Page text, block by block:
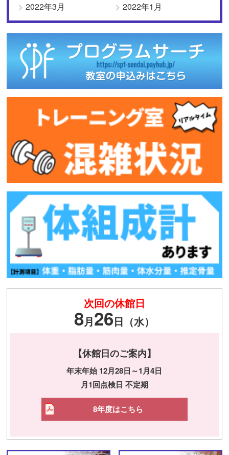
2022年3月
2022年1月
次回の休館日
8月26日（水）
【休館日のご案内】
年末年始 12月28日～1月4日
月1回点検日 不定期
8年度はこちら